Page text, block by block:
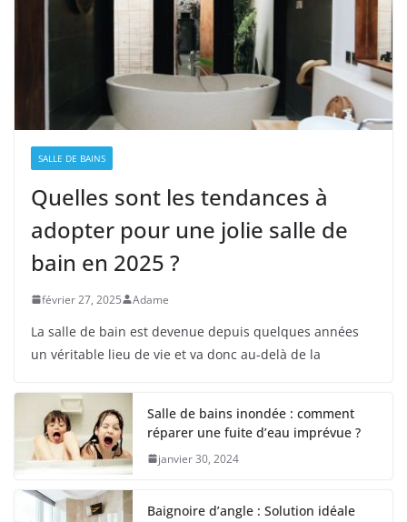
SALLE DE BAINS
Quelles sont les tendances à
adopter pour une jolie salle de
bain en 2025 ?
février 27, 2025 Adame
La salle de bain est devenue depuis quelques années
un véritable lieu de vie et va donc au-delà de la
Salle de bains inondée : comment
réparer une fuite d’eau imprévue ?
janvier 30, 2024
Baignoire d’angle : Solution idéale